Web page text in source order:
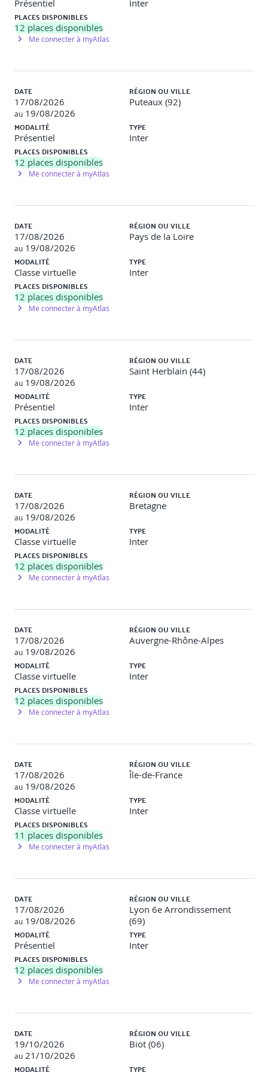
QCM
5 - ACTIVITE CONSTRUIRE
Pratiques de gestion qui permettent et soutiennent
l’activité
CSF, métriques et recommandations pour l’activité
QCM
6 - ACTIVITE METTRE EN TRANSISITON
Concepts et techniques clés
Pratiques de gestion qui permettent et soutiennent
l’activité
CSF, métriques et recommandations pour l’activité
QCM
Concepts et techniques clés
Vue d’ensemble de l’activité, ses entrées et livrables
Rôles et livrables clés
l’activité
CSF, métriques et recommandations pour l’activité
ATELIER :
Identifier les signaux correspondant aux différentes
activités du cycle de vie
8 - ACTIVITE FOURNIR
Concepts et techniques clés
Les 3 étapes de l’activité
Rôles et livrables clés
Pratiques de gestion qui permettent et soutiennent
l’activité
CSF, métriques et recommandations pour l’activité
QCM
9 - ACTIVITE SOUTENIR
Vue d’ensemble de l’activité, ses entrées et livrables
Rôles et livrables clés
Pratiques de gestion qui permettent et soutiennent
l’activité
CSF, métriques et recommandations pour l’activité
ATELIER :
Catégoriser les situations de soutien
ITIL®5
Modèle opérationnels, responsabilités partagées et
alignement avec le cycle de vie
Finalité, modèle opérationnel et chaîne de valeur
Vue du cycle de vie de ‘Découvrir’ à ‘Fournir’
Introduction aux flux de valeur : types, cartographie
des étapes et gestion
Identifier, cartographier et améliorer les flux de
valeur du fournisseur
ITIL® : règles et recommandation pour la gestion des
services
IA et gestion du cycle de vie
Modèle d’aptitude IA ITIL®
IA dans la gestion des produits et des services :
intégration dans les workflows et les plateformes
ATELIER :
Intégrer ITIL® 5 avec les pratiques DevOps
Intégrer ITIL® 5 avec la gestion de projet et PRINCE2®
Les principes partagés entre les référentiels
Présentiel Inter
PLACES DISPONIBLES
12 places disponibles
Me connecter à myAtlas
DATE
17/08/2026
au 19/08/2026
RÉGION OU VILLE
Puteaux (92)
MODALITÉ
Présentiel
TYPE
Inter
PLACES DISPONIBLES
12 places disponibles
Me connecter à myAtlas
DATE
17/08/2026
au 19/08/2026
RÉGION OU VILLE
Pays de la Loire
MODALITÉ
Classe virtuelle
TYPE
Inter
PLACES DISPONIBLES
12 places disponibles
Me connecter à myAtlas
DATE
17/08/2026
au 19/08/2026
RÉGION OU VILLE
Saint Herblain (44)
MODALITÉ
Présentiel
TYPE
Inter
PLACES DISPONIBLES
12 places disponibles
Me connecter à myAtlas
DATE
17/08/2026
au 19/08/2026
RÉGION OU VILLE
Bretagne
MODALITÉ
Classe virtuelle
TYPE
Inter
PLACES DISPONIBLES
12 places disponibles
Me connecter à myAtlas
DATE
17/08/2026
au 19/08/2026
RÉGION OU VILLE
Auvergne-Rhône-Alpes
MODALITÉ
Classe virtuelle
TYPE
Inter
PLACES DISPONIBLES
12 places disponibles
Me connecter à myAtlas
DATE
17/08/2026
au 19/08/2026
RÉGION OU VILLE
Île-de-France
MODALITÉ
Classe virtuelle
TYPE
Inter
PLACES DISPONIBLES
11 places disponibles
Me connecter à myAtlas
DATE
17/08/2026
au 19/08/2026
RÉGION OU VILLE
Lyon 6e Arrondissement
(69)
MODALITÉ
Présentiel
TYPE
Inter
PLACES DISPONIBLES
12 places disponibles
Me connecter à myAtlas
DATE
19/10/2026
au 21/10/2026
RÉGION OU VILLE
Biot (06)
MODALITÉ TYPE